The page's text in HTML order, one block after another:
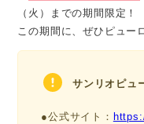
（火）までの期間限定！
この期間に、ぜひピュー
サンリオピュ
●公式サイト：